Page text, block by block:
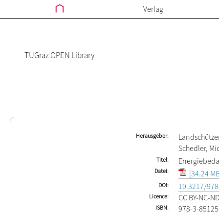
Verlag
TUGraz OPEN Library
Herausgeber
Schedler,
Titel
Datei [34.24
DOI 10.3217/
Licence CC BY-NC-
ISBN 978-3-